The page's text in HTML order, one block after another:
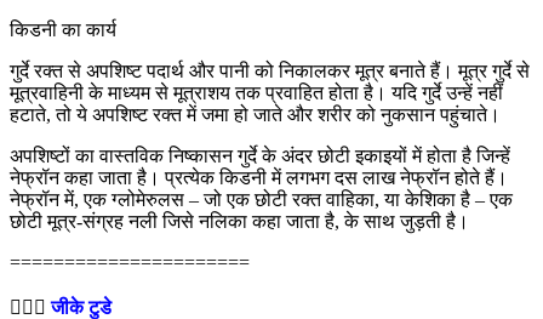
किडनी का कार्य
गुर्दे रक्त से अपशिष्ट पदार्थ और पानी को निकालकर मूत्र बनाते हैं। मूत्र गुर्दे से
मूत्रवाहिनी के माध्यम से मूत्राशय तक प्रवाहित होता है। यदि गुर्दे उन्हें नहीं
हटाते, तो ये अपशिष्ट रक्त में जमा हो जाते और शरीर को नुकसान पहुंचाते।
अपशिष्टों का वास्तविक निष्कासन गुर्दे के अंदर छोटी इकाइयों में होता है जिन्हें
नेफ्रॉन कहा जाता है। प्रत्येक किडनी में लगभग दस लाख नेफ्रॉन होते हैं।
नेफ्रॉन में, एक ग्लोमेरुलस – जो एक छोटी रक्त वाहिका, या केशिका है – एक
छोटी मूत्र-संग्रह नली जिसे नलिका कहा जाता है, के साथ जुड़ती है।
======================
💁🏻‍♂‍जीके टुडे